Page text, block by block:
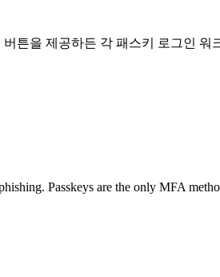
튼을 제공하든 각 패스키 로그인
Passkeys are the only MFA